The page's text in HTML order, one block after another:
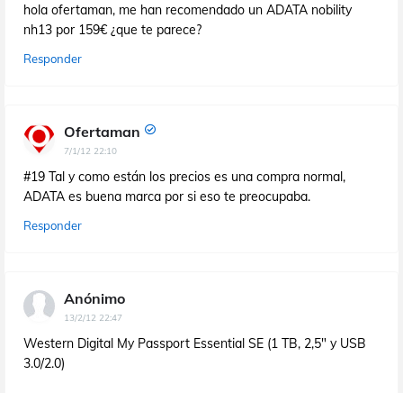
hola ofertaman, me han recomendado un ADATA nobility
nh13 por 159€ ¿que te parece?
Responder
Ofertaman
7/1/12 22:10
#19 Tal y como están los precios es una compra normal,
ADATA es buena marca por si eso te preocupaba.
Responder
Anónimo
13/2/12 22:47
Western Digital My Passport Essential SE (1 TB, 2,5" y USB
3.0/2.0)